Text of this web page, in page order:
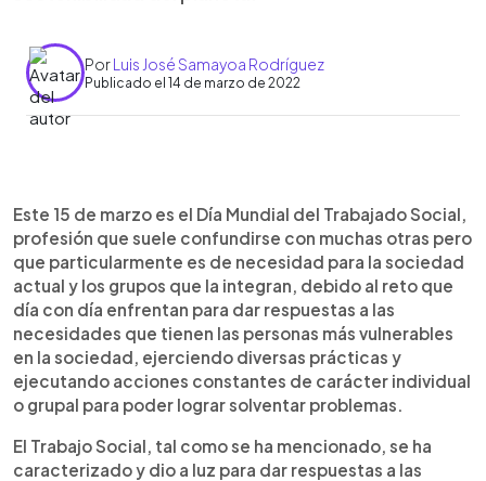
PorLuis José Samayoa Rodríguez
Publicado el 14 de marzo de 2022
► Escuchar artículo
Este 15 de marzo es el Día Mundial del Trabajado Social,
profesión que suele confundirse con muchas otras pero
que particularmente es de necesidad para la sociedad
actual y los grupos que la integran, debido al reto que
día con día enfrentan para dar respuestas a las
necesidades que tienen las personas más vulnerables
en la sociedad, ejerciendo diversas prácticas y
ejecutando acciones constantes de carácter individual
o grupal para poder lograr solventar problemas.
El Trabajo Social, tal como se ha mencionado, se ha
caracterizado y dio a luz para dar respuestas a las